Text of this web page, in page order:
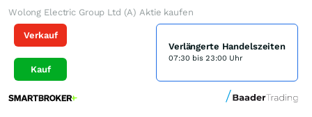
Wolong Electric Group Ltd (A) Aktie kaufen
Verkauf
Kauf
Verlängerte Handelszeiten
07:30 bis 23:00 Uhr